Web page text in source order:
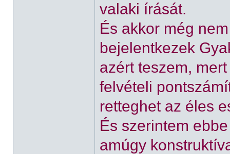
valaki írását.
És akkor még
bejelentkezek
azért teszem,
felvételi
retteghet az éles
És szerintem
amúgy